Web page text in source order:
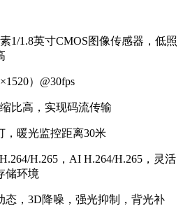
1.8英寸CMOS图像传感器，低照
）@30fps
高，实现码流传输
暖光监控距离30米
H.265，AI H.264/H.265，灵活
储环境
，3D降噪，强光抑制，背光补